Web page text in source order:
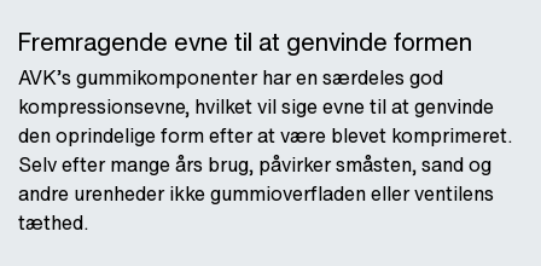
Fremragende evne til at genvinde formen
AVK’s gummikomponenter har en særdeles god
kompressionsevne, hvilket vil sige evne til at genvinde
den oprindelige form efter at være blevet komprimeret.
Selv efter mange års brug, påvirker småsten, sand og
andre urenheder ikke gummioverfladen eller ventilens
tæthed.